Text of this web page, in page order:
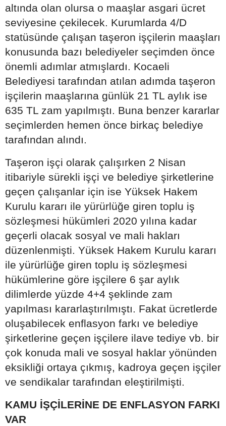
altında olan olursa o maaşlar asgari ücret
seviyesine çekilecek. Kurumlarda 4/D
statüsünde çalışan taşeron işçilerin maaşları
konusunda bazı belediyeler seçimden önce
önemli adımlar atmışlardı. Kocaeli
Belediyesi tarafından atılan adımda taşeron
işçilerin maaşlarına günlük 21 TL aylık ise
635 TL zam yapılmıştı. Buna benzer kararlar
seçimlerden hemen önce birkaç belediye
tarafından alındı.
Taşeron işçi olarak çalışırken 2 Nisan
itibariyle sürekli işçi ve belediye şirketlerine
geçen çalışanlar için ise Yüksek Hakem
Kurulu kararı ile yürürlüğe giren toplu iş
sözleşmesi hükümleri 2020 yılına kadar
geçerli olacak sosyal ve mali hakları
düzenlenmişti. Yüksek Hakem Kurulu kararı
ile yürürlüğe giren toplu iş sözleşmesi
hükümlerine göre işçilere 6 şar aylık
dilimlerde yüzde 4+4 şeklinde zam
yapılması kararlaştırılmıştı. Fakat ücretlerde
oluşabilecek enflasyon farkı ve belediye
şirketlerine geçen işçilere ilave tediye vb. bir
çok konuda mali ve sosyal haklar yönünden
eksikliği ortaya çıkmış, kadroya geçen işçiler
ve sendikalar tarafından eleştirilmişti.
KAMU İŞÇİLERİNE DE ENFLASYON FARKI
VAR